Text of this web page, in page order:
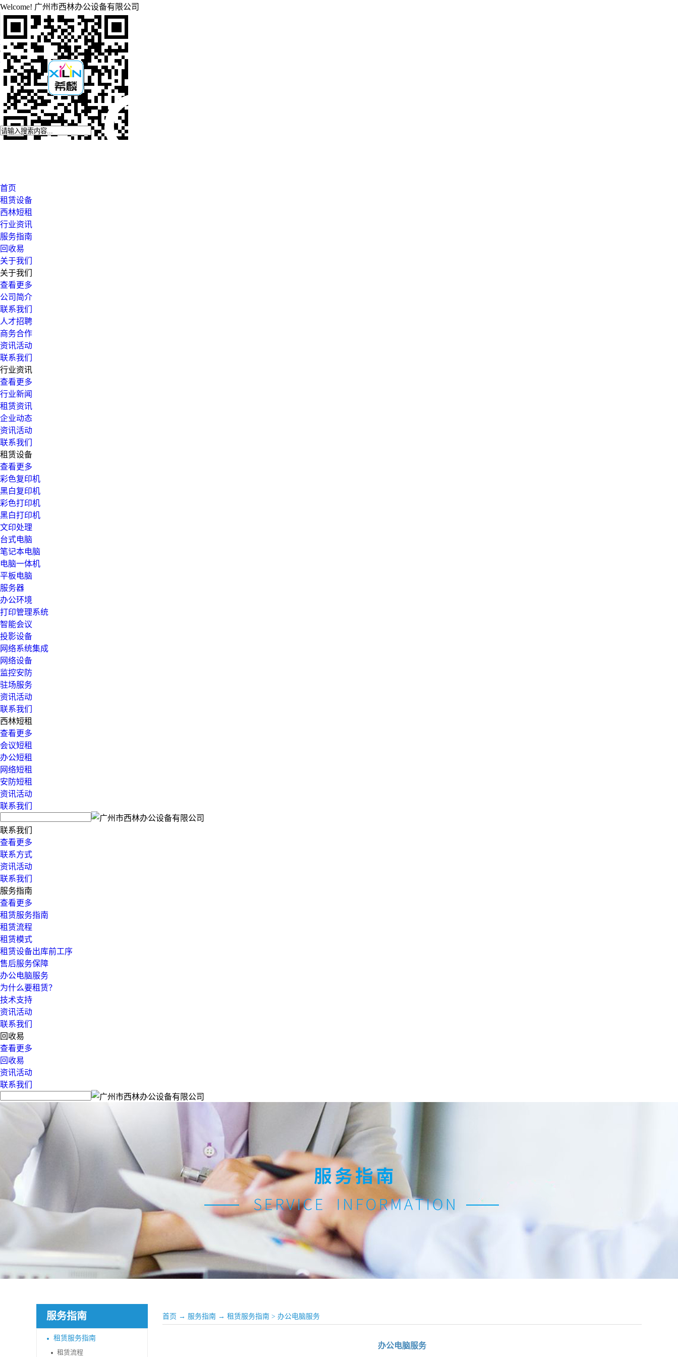
Welcome! 广州市西林办公设备有限公司
EMAIL
2881630378@QQ.com
CALL NOW
020-87545929
登录
注册
首页
租赁设备
西林短租
行业资讯
服务指南
回收易
关于我们
关于我们
查看更多
公司简介
联系我们
人才招聘
商务合作
资讯活动
联系我们
行业资讯
查看更多
行业新闻
租赁资讯
企业动态
资讯活动
联系我们
租赁设备
查看更多
彩色复印机
黑白复印机
彩色打印机
黑白打印机
文印处理
台式电脑
笔记本电脑
电脑一体机
平板电脑
服务器
办公环境
打印管理系统
智能会议
投影设备
网络系统集成
网络设备
监控安防
驻场服务
资讯活动
联系我们
西林短租
查看更多
会议短租
办公短租
网络短租
安防短租
资讯活动
联系我们
联系我们
查看更多
联系方式
资讯活动
联系我们
服务指南
查看更多
租赁服务指南
租赁流程
租赁模式
租赁设备出库前工序
售后服务保障
办公电脑服务
为什么要租赁？
技术支持
资讯活动
联系我们
回收易
查看更多
回收易
资讯活动
联系我们
服务指南
租赁服务指南
租赁流程
首页 → 服务指南 → 租赁服务指南 > 办公电脑服务
办公电脑服务